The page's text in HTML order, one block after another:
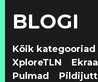
BLOGI
Kõik kategooriad
XploreTLN
Pulmad
Pildijutt